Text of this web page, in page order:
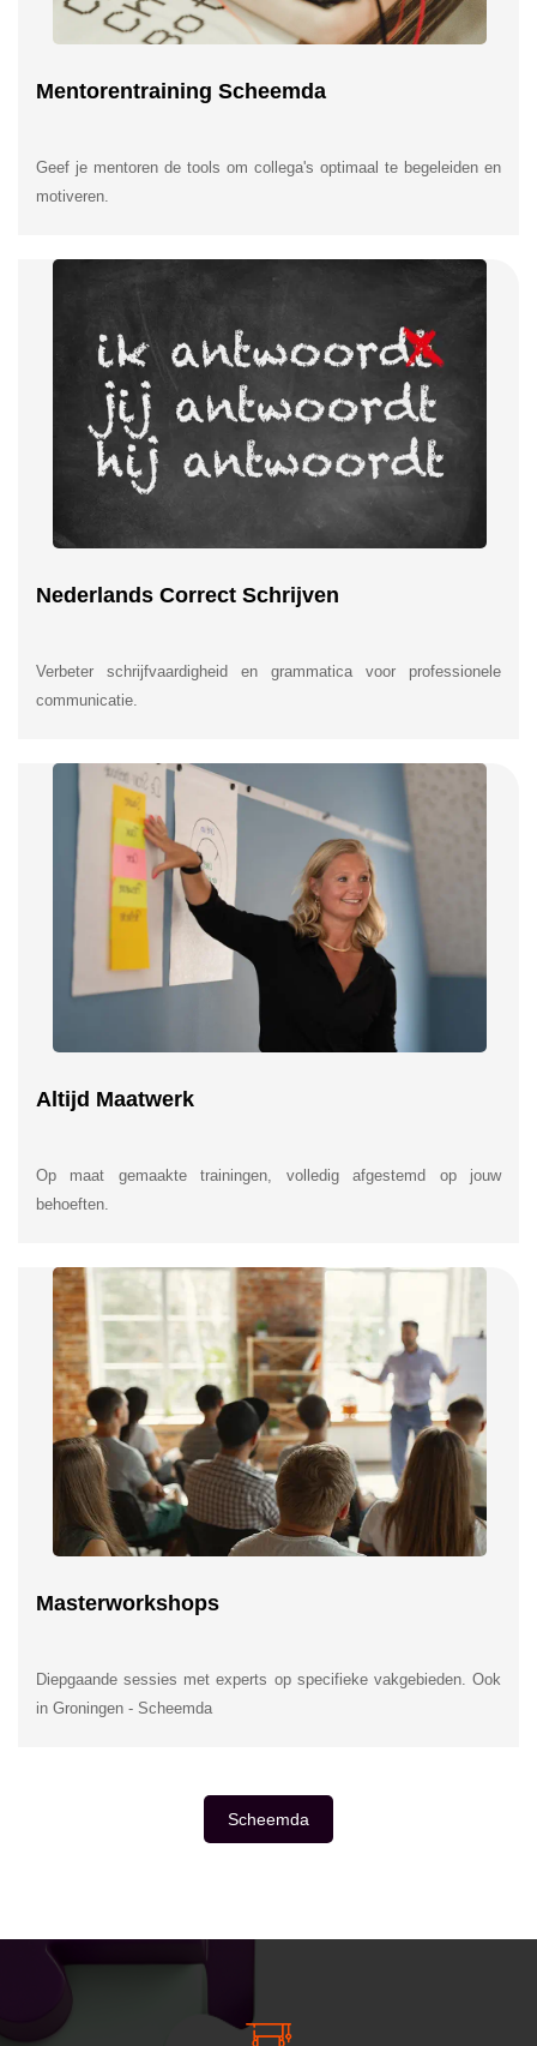
Mentorentraining Scheemda
Geef je mentoren de tools om collega's optimaal te begeleiden en
motiveren.
Nederlands Correct Schrijven
Verbeter schrijfvaardigheid en grammatica voor professionele
communicatie.
Altijd Maatwerk
Op maat gemaakte trainingen, volledig afgestemd op jouw
behoeften.
Masterworkshops
Diepgaande sessies met experts op specifieke vakgebieden. Ook
in Groningen - Scheemda
Scheemda
INSIDE INFORMATIE